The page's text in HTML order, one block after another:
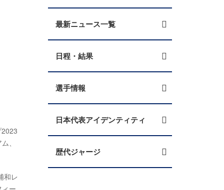
、
和レ
最新ニュース一覧
日程・結果
選手情報
日本代表アイデンティティ
歴代ジャージ